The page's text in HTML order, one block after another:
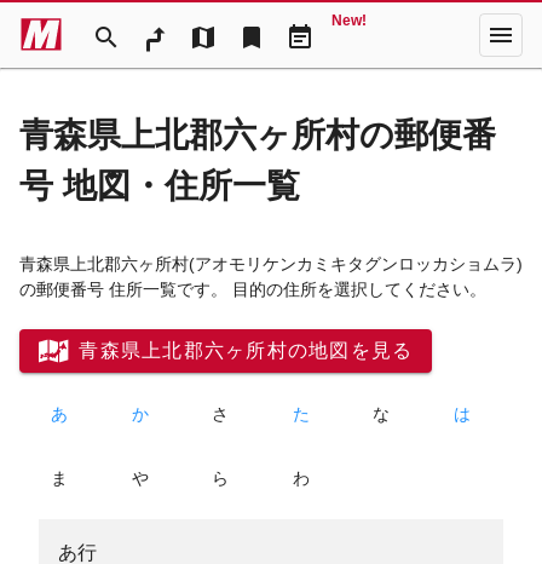
search map bookmark event_note
New! menu
青森県上北郡六ヶ所村の郵便番
号 地図・住所一覧
青森県上北郡六ヶ所村(アオモリケンカミキタグンロッカショムラ)
の郵便番号 住所一覧です。 目的の住所を選択してください。
青森県上北郡六ヶ所村の地図を見る
あ か さ た な は
ま や ら わ
あ行